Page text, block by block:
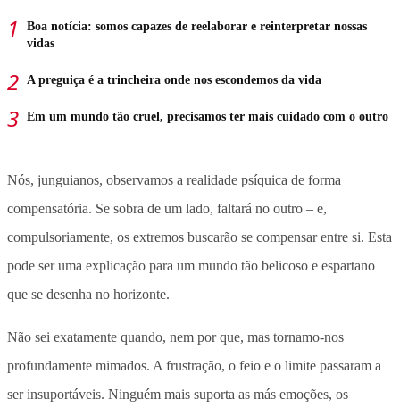
Boa notícia: somos capazes de reelaborar e reinterpretar nossas
vidas
A preguiça é a trincheira onde nos escondemos da vida
Em um mundo tão cruel, precisamos ter mais cuidado com o outro
Nós, junguianos, observamos a realidade psíquica de forma
compensatória. Se sobra de um lado, faltará no outro – e,
compulsoriamente, os extremos buscarão se compensar entre si. Esta
pode ser uma explicação para um mundo tão belicoso e espartano
que se desenha no horizonte.
Não sei exatamente quando, nem por que, mas tornamo-nos
profundamente mimados. A frustração, o feio e o limite passaram a
ser insuportáveis. Ninguém mais suporta as más emoções, os